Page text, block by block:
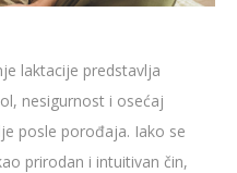
laktacije predstavlja
nesigurnost i osećaj
posle porođaja. Iako se
prirodan i intuitivan čin,